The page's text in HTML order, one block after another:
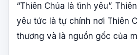
“Thiên Chúa là tình yêu”.
yêu tức là tự chính nơi Thiên
thương và là nguồn gốc của